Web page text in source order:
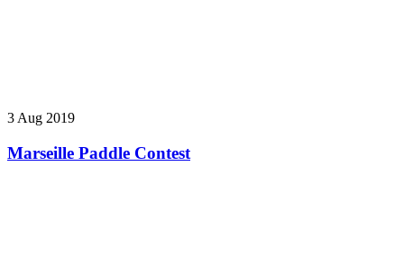
3 Aug 2019
Marseille Paddle Contest